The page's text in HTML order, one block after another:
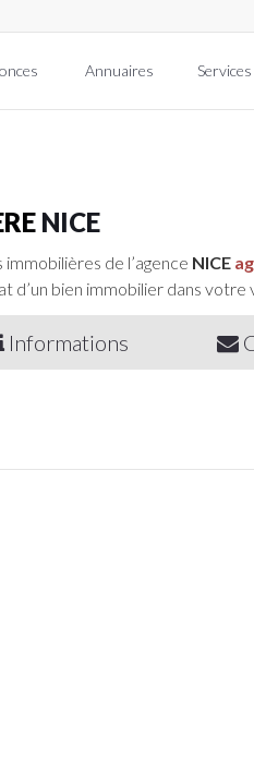
Annuaires Services
NICE
de l’agence NICE
d’un bien immobilier dans votre
Informations